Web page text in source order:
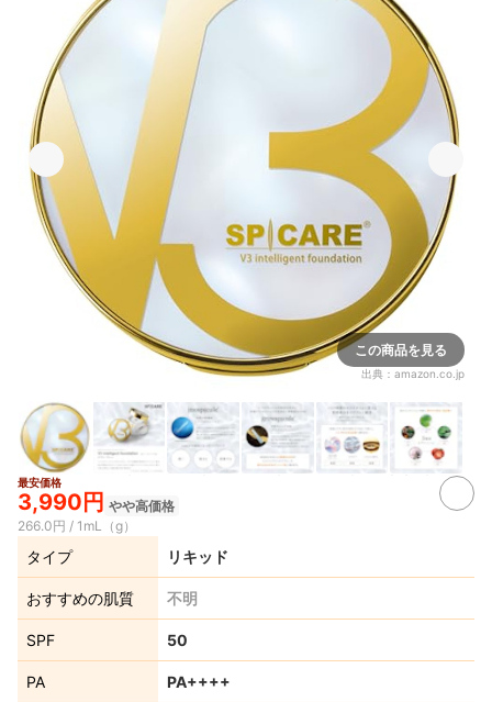
この商品を見る
出典： amazon.co.jp
最安価格
3,990円 やや高価格
266.0円 / 1mL（g）
タイプ リキッド
おすすめの肌質 不明
SPF 50
PA PA++++